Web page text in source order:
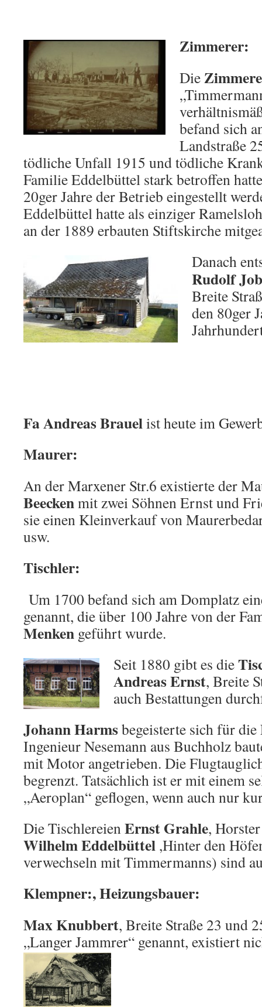
Zimmerer:
Die
befand sich
Landstraße
tödliche Unfall 1915 und tödliche
Familie Eddelbüttel stark betroffen
20ger Jahre der Betrieb eingestellt
Eddelbüttel hatte als einziger
an der 1889 erbauten Stiftskirche
Danach
Rudolf
Breite
den 80ger
Fa Andreas Brauelist heute im
Maurer:
An der Marxener Str.6 existierte der
Beeckenmit zwei Söhnen Ernst und
sie einen Kleinverkauf von
usw.
Tischler:
Um 1700 befand sich am Domplatz
genannt, die über 100 Jahre von der
Menken geführt wurde.
Seit 1880 gibt es die
Andreas Ernst, Breite
auch Bestattungen
Johann Harmsbegeisterte sich für
Ingenieur Nesemann aus Buchholz
mit Motor angetrieben. Die
begrenzt. Tatsächlich ist er mit einem
„Aeroplan“ geflogen, wenn auch nur
Die TischlereienErnst Grahle,
Wilhelm Eddelbüttel ,Hinter den
verwechseln mit Timmermanns) sind
Klempner:, Heizungsbauer:
Max Knubbert, Breite Straße 23 und
„Langer Jammrer“ genannt, existiert